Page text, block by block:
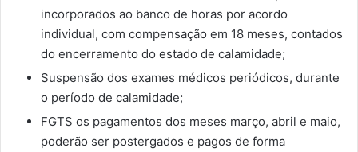
incorporados ao banco de horas por acordo
individual, com compensação em 18 meses, contados
do encerramento do estado de calamidade;
Suspensão dos exames médicos periódicos, durante
o período de calamidade;
FGTS os pagamentos dos meses março, abril e maio,
poderão ser postergados e pagos de forma